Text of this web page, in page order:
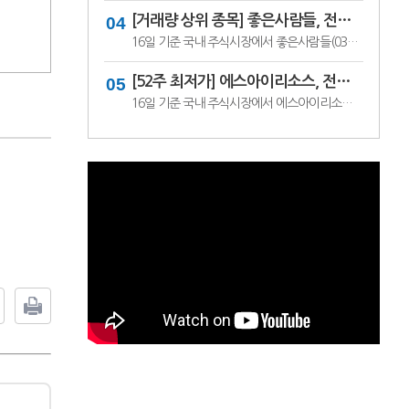
[거래량 상위 종목] 좋은사람들, 전일비 29.90% ↑... 현재가 530원
16일 기준 국내 주식시장에서 좋은사람들(033340)이 전일비 ▲122원(29.90%) 오른 530원에 거래 중이다.좋은사람들은 내의류와 언더웨어 등을 제조·판매하는 의류 전문기업이다. 소비 경기와 브랜드 판매 흐름, 수급 변화에 따라 주가 변동성이 나타날 수 있다.이어 씨피시스템(413630, 3360원, ▲370, 12.37%), 조아제약(034940, 625원, ▲53, 9.27%), 웰크..
[52주 최저가] 에스아이리소스, 전일비 29.78.% ↓... 현재가 125원
16일 기준 국내 주식시장에서 에스아이리소스(065420)가 전일비 ▼53원(-29.78%) 내린 125원에 거래 중이다.에스아이리소스는 자원개발 및 에너지 관련 사업을 영위하는 기업으로, 원자재 가격과 에너지 수급 흐름에 따라 주가 변동성이 나타날 수 있다. 최근 투자심리 위축과 수급 변화가 맞물리며 52주 최저가를 기록한 것으로 보인다.이어 레몬..